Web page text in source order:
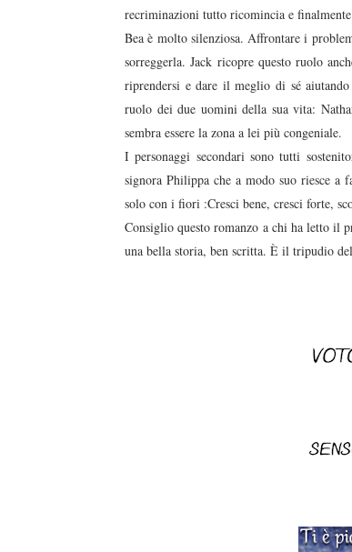
recriminazioni tutto ricomincia e
Bea è molto silenziosa. Affrontare i
sorreggerla. Jack ricopre questo ruolo
riprendersi e dare il meglio di sé
ruolo dei due uomini della sua vita:
sembra essere la zona a lei più congeniale.
I personaggi secondari sono tutti
signora Philippa che a modo suo riesce
solo con i fiori :Cresci bene, cresci forte,
Consiglio questo romanzo a chi ha letto il
una bella storia, ben scritta. È il tripudio